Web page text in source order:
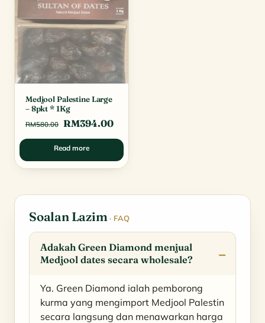
Medjool Palestine Large
– 8pkt * 1Kg
RM580.00 Original
price
was:
RM580.00.
RM394.00Current
price
RM394.00.
Read more
Soalan Lazim· FAQ
Adakah Green Diamond menjual
Medjool dates secara wholesale?
Ya. Green Diamond ialah pemborong
kurma yang mengimport Medjool Palestin
secara langsung dan menawarkan harga